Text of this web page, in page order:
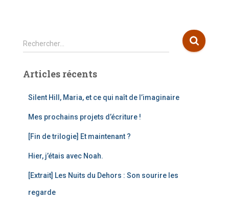
R
e
h
Rechercher…
Articles récents
Silent Hill, Maria, et ce qui naît de l’imaginaire
Mes prochains projets d’écriture !
[Fin de trilogie] Et maintenant ?
Hier, j’étais avec Noah.
[Extrait] Les Nuits du Dehors : Son sourire les
regarde